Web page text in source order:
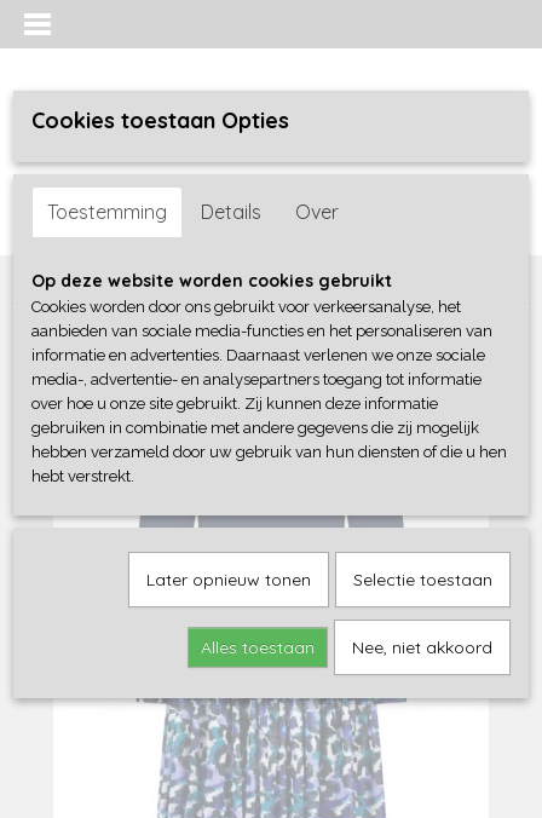
Inloggen Registreren
Home >Meisjes>jurken / rokken/ jumpsuit>B-Nosy
Cookies toestaan Opties
Toestemming Details Over
Op deze website worden cookies gebruikt
Cookies worden door ons gebruikt voor verkeersanalyse, het
aanbieden van sociale media-functies en het personaliseren van
informatie en advertenties. Daarnaast verlenen we onze sociale
media-, advertentie- en analysepartners toegang tot informatie
over hoe u onze site gebruikt. Zij kunnen deze informatie
gebruiken in combinatie met andere gegevens die zij mogelijk
hebben verzameld door uw gebruik van hun diensten of die u hen
hebt verstrekt.
Later opnieuw tonen Selectie toestaan
Alles toestaan Nee, niet akkoord